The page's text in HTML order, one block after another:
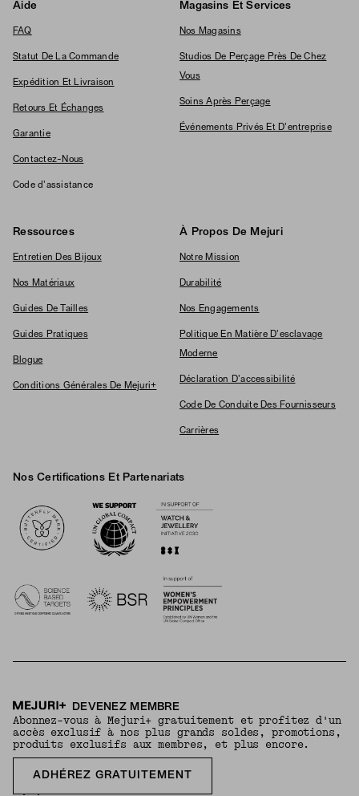
Aide
FAQ
Statut De La Commande
Expédition Et Livraison
Retours Et Échanges
Garantie
Contactez-Nous
Code d'assistance
Magasins Et Services
Nos Magasins
Studios De Perçage Près De Chez
Vous
Soins Après Perçage
Événements Privés Et D'entreprise
Ressources
Entretien Des Bijoux
Nos Matériaux
Guides De Tailles
Guides Pratiques
Blogue
Conditions Générales De Mejuri+
À Propos De Mejuri
Notre Mission
Durabilité
Nos Engagements
Politique En Matière D'esclavage
Moderne
Déclaration D'accessibilité
Code De Conduite Des Fournisseurs
Carrières
Nos Certifications Et Partenariats
DEVENEZ MEMBRE
Abonnez-vous à Mejuri+ gratuitement et profitez d'un
accès exclusif à nos plus grands soldes, promotions,
produits exclusifs aux membres, et plus encore.
ADHÉREZ GRATUITEMENT